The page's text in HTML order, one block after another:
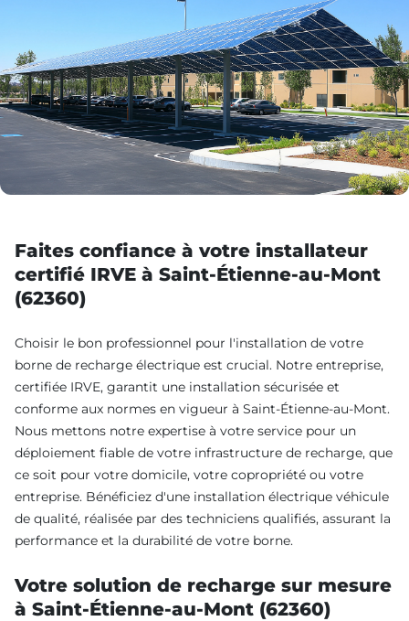
Faites confiance à votre installateur
certifié IRVE à Saint-Étienne-au-Mont
(62360)
Choisir le bon professionnel pour l'installation de votre
borne de recharge électrique est crucial. Notre entreprise,
certifiée IRVE, garantit une installation sécurisée et
conforme aux normes en vigueur à Saint-Étienne-au-Mont.
Nous mettons notre expertise à votre service pour un
déploiement fiable de votre infrastructure de recharge, que
ce soit pour votre domicile, votre copropriété ou votre
entreprise. Bénéficiez d'une installation électrique véhicule
de qualité, réalisée par des techniciens qualifiés, assurant la
performance et la durabilité de votre borne.
Votre solution de recharge sur mesure
à Saint-Étienne-au-Mont (62360)